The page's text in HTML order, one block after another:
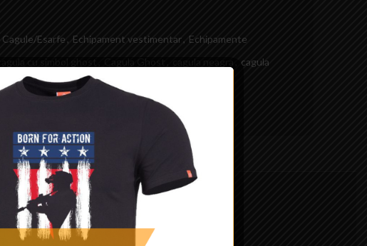
Cagule/Esarfe , Echipament vestimentar, Echipamente
cagula
Masca Protectie
(0)